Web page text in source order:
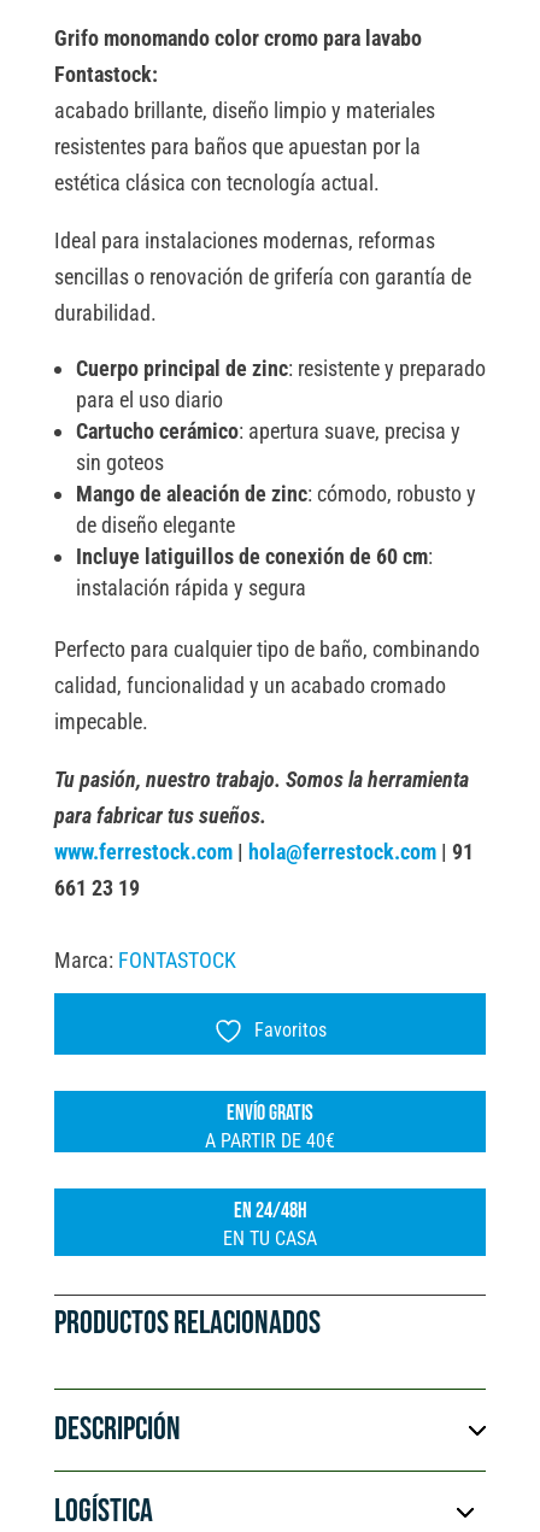
Grifo monomando color cromo para lavabo
Fontastock:
acabado brillante, diseño limpio y materiales
resistentes para baños que apuestan por la
estética clásica con tecnología actual.
Ideal para instalaciones modernas, reformas
sencillas o renovación de grifería con garantía de
durabilidad.
Cuerpo principal de zinc: resistente y preparado
para el uso diario
Cartucho cerámico: apertura suave, precisa y
sin goteos
Mango de aleación de zinc: cómodo, robusto y
de diseño elegante
Incluye latiguillos de conexión de 60 cm:
instalación rápida y segura
Perfecto para cualquier tipo de baño, combinando
calidad, funcionalidad y un acabado cromado
impecable.
Tu pasión, nuestro trabajo. Somos la herramienta
para fabricar tus sueños.
www.ferrestock.com| hola@ferrestock.com| 91
661 23 19
Marca: FONTASTOCK
Favoritos
ENVÍO GRATIS
A PARTIR DE 40€
EN 24/48H
EN TU CASA
PRODUCTOS RELACIONADOS
DESCRIPCIÓN
LOGÍSTICA